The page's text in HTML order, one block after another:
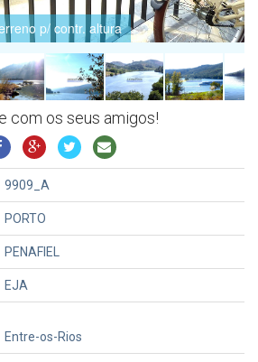
p/ contr. altura
com os seus amigos!
9909_A
PORTO
PENAFIEL
EJA
Entre-os-Rios